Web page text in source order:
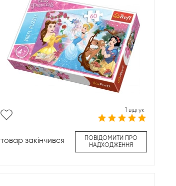
1 відгук
товар закінчився
ПОВІДОМИТИ ПРО
НАДХОДЖЕННЯ